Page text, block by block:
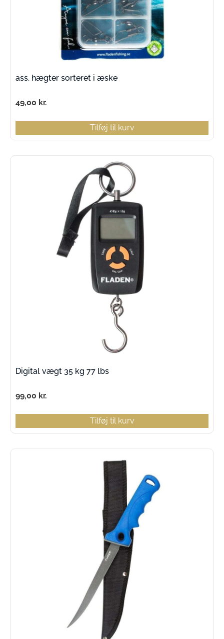
ass. hægter sorteret i æske
49,00 kr.
Tilføj til kurv
Digital vægt 35 kg 77 lbs
99,00 kr.
Tilføj til kurv